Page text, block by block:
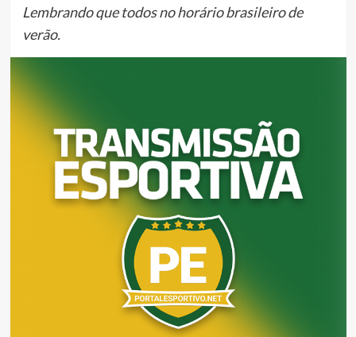
Lembrando que todos no horário brasileiro de
verão.